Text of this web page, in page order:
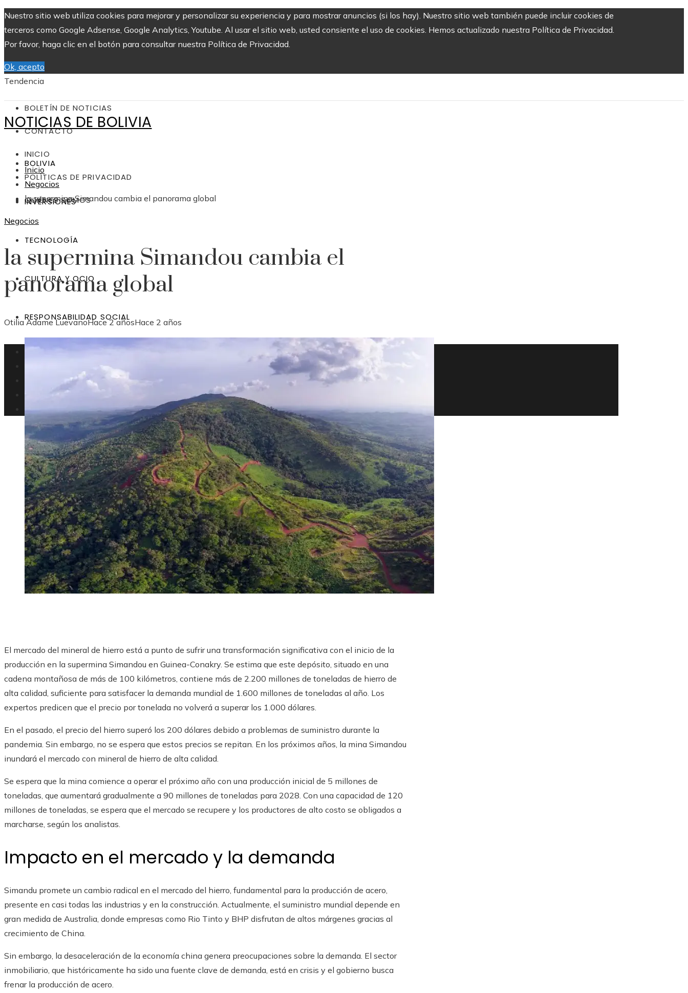
Nuestro sitio web utiliza cookies para mejorar y personalizar su experiencia y para mostrar anuncios (si los hay). Nuestro sitio web también puede incluir cookies de
terceros como Google Adsense, Google Analytics, Youtube. Al usar el sitio web, usted consiente el uso de cookies. Hemos actualizado nuestra Política de Privacidad.
Por favor, haga clic en el botón para consultar nuestra Política de Privacidad.
Ok, acepto
Tendencia
BOLETÍN DE NOTICIAS
CONTACTO
INICIO
POLÍTICAS DE PRIVACIDAD
QUIÉNES SOMOS
NOTICIAS DE BOLIVIA
BOLIVIA
INVERSIONES
TECNOLOGÍA
CULTURA Y OCIO
RESPONSABILIDAD SOCIAL
Bolivia
Cultura y ocio
Responsabilidad social
Inicio
Negocios
la supermina Simandou cambia el panorama global
Negocios
la supermina Simandou cambia el
panorama global
Otilia Adame LuevanoHace 2 añosHace 2 años
El mercado del mineral de hierro está a punto de sufrir una transformación significativa con el inicio de la
producción en la supermina Simandou en Guinea-Conakry. Se estima que este depósito, situado en una
cadena montañosa de más de 100 kilómetros, contiene más de 2.200 millones de toneladas de hierro de
alta calidad, suficiente para satisfacer la demanda mundial de 1.600 millones de toneladas al año. Los
expertos predicen que el precio por tonelada no volverá a superar los 1.000 dólares.
En el pasado, el precio del hierro superó los 200 dólares debido a problemas de suministro durante la
pandemia. Sin embargo, no se espera que estos precios se repitan. En los próximos años, la mina Simandou
inundará el mercado con mineral de hierro de alta calidad.
Se espera que la mina comience a operar el próximo año con una producción inicial de 5 millones de
toneladas, que aumentará gradualmente a 90 millones de toneladas para 2028. Con una capacidad de 120
millones de toneladas, se espera que el mercado se recupere y los productores de alto costo se obligados a
marcharse, según los analistas.
Impacto en el mercado y la demanda
Simandu promete un cambio radical en el mercado del hierro, fundamental para la producción de acero,
presente en casi todas las industrias y en la construcción. Actualmente, el suministro mundial depende en
gran medida de Australia, donde empresas como Rio Tinto y BHP disfrutan de altos márgenes gracias al
crecimiento de China.
Sin embargo, la desaceleración de la economía china genera preocupaciones sobre la demanda. El sector
inmobiliario, que históricamente ha sido una fuente clave de demanda, está en crisis y el gobierno busca
frenar la producción de acero.